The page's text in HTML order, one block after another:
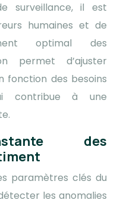
surveillance, il est
humaines et de
optimal des
permet d’ajuster
fonction des besoins
contribue à une
des
paramètres clés du
les anomalies